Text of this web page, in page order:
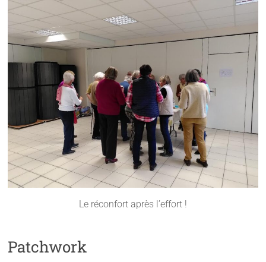
Le réconfort après l’effort !
Patchwork